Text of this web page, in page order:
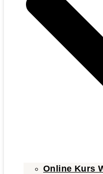
Online Kurs